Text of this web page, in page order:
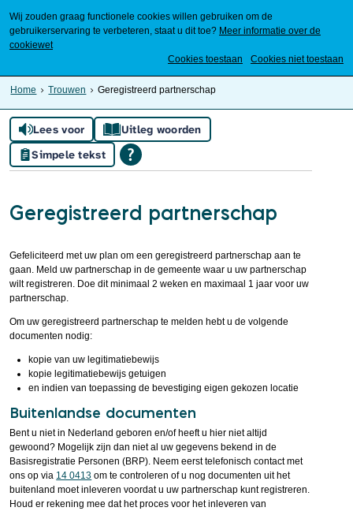
Wij zouden graag functionele cookies willen gebruiken om de
gebruikerservaring te verbeteren, staat u dit toe? Meer informatie over de
cookiewet
Cookies toestaan
Cookies niet toestaan
Home Trouwen Geregistreerd partnerschap
Lees voor
Uitleg woorden
Simpele tekst
Geregistreerd partnerschap
Gefeliciteerd met uw plan om een geregistreerd partnerschap aan te
gaan. Meld uw partnerschap in de gemeente waar u uw partnerschap
wilt registreren. Doe dit minimaal 2 weken en maximaal 1 jaar voor uw
partnerschap.
Om uw geregistreerd partnerschap te melden hebt u de volgende
documenten nodig:
kopie van uw legitimatiebewijs
kopie legitimatiebewijs getuigen
en indien van toepassing de bevestiging eigen gekozen locatie
Buitenlandse documenten
Bent u niet in Nederland geboren en/of heeft u hier niet altijd
gewoond? Mogelijk zijn dan niet al uw gegevens bekend in de
Basisregistratie Personen (BRP). Neem eerst telefonisch contact met
ons op via 14 0413 om te controleren of u nog documenten uit het
buitenland moet inleveren voordat u uw partnerschap kunt registreren.
Houd er rekening mee dat het proces voor het inleveren van